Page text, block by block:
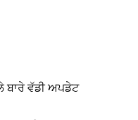
ਬਾਰੇ ਵੱਡੀ ਅਪਡੇਟ